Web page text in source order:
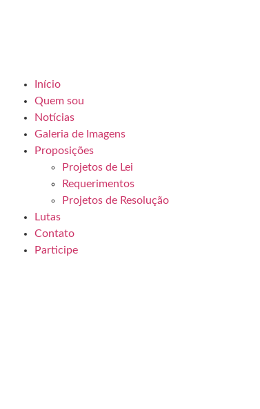
Início
Quem sou
Notícias
Galeria de Imagens
Proposições
Projetos de Lei
Requerimentos
Projetos de Resolução
Lutas
Contato
Participe